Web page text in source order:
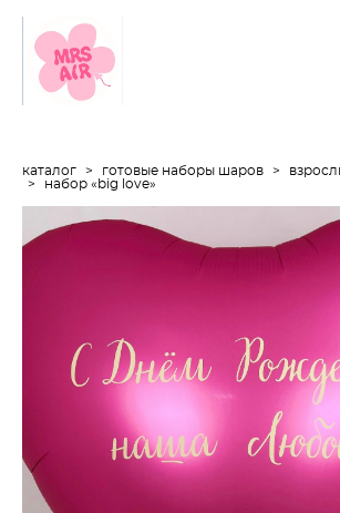
каталог > готовые наборы шаров >
>
набор «big love»